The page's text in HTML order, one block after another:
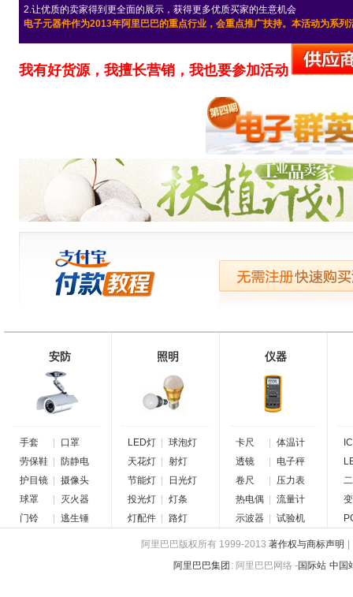
2.让优质的卖家得到更全面的展示，获得更多优质买家的生意机会
电子元器件作为2013年阿里巴巴的重点行业，会重点推广扶持。本活动为系
我有好货源，我擅长营销，我也要参加活动
安防
手套
口罩
劳保鞋
防静电
护目镜
摄像头
球罩
灭火器
门铃
逃生锤
照明
LED灯
球泡灯
天花灯
射灯
节能灯
日光灯
投光灯
灯条
灯配件
路灯
仪器
卡尺
体温计
透镜
电子秤
卷尺
压力表
热电偶
流量计
示波器
试验机
IC
阿里巴巴版权所有 1999-2013 著作权与商标声明
阿里巴巴集团 : 阿里巴巴网络 -国际站 中国